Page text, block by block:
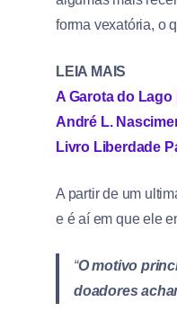
forma vexatória, o
LEIA MAIS
A Garota do Lago
André L.
Livro Liberdade
A partir de um
e é aí em que ele
“O motivo
doadores